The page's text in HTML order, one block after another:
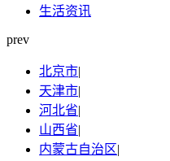
生活资讯
prev
北京市|
天津市|
河北省|
山西省|
内蒙古自治区|